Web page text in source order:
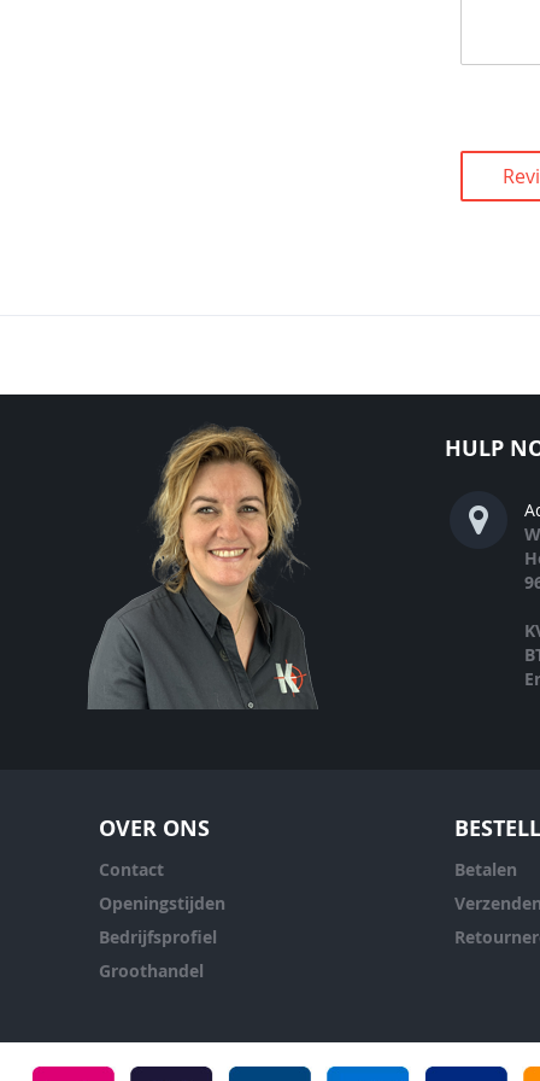
HULP
OVER ONS
Contact
Openingstijden
Bedrijfsprofiel
Groothandel
Betalen
Verzenden